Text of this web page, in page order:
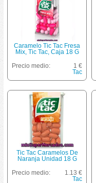
Caramelo Tic Tac Fresa
Mix, Tic Tac, Caja 18 G
Precio medio:
1 €
Tac
Tic Tac Caramelos De
Naranja Unidad 18 G
Precio medio:
1.13 €
Tac